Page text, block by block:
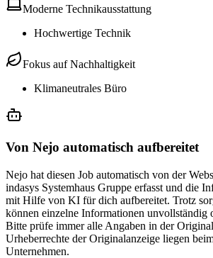
Moderne Technikausstattung
Hochwertige Technik
Fokus auf Nachhaltigkeit
Klimaneutrales Büro
Von Nejo automatisch aufbereitet
Nejo hat diesen Job automatisch von der
indasys Systemhaus Gruppe erfasst und die
mit Hilfe von KI für dich aufbereitet. Trotz
können einzelne Informationen unvollständig
Bitte prüfe immer alle Angaben in der
Urheberrechte der Originalanzeige liegen
Unternehmen.